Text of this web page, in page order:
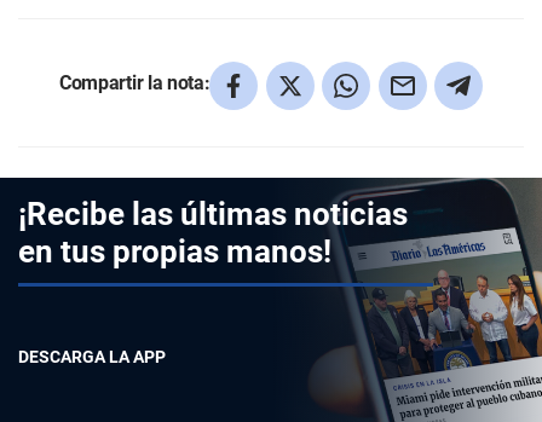
Compartir la nota:
¡Recibe las últimas noticias
en tus propias manos!
DESCARGA LA APP